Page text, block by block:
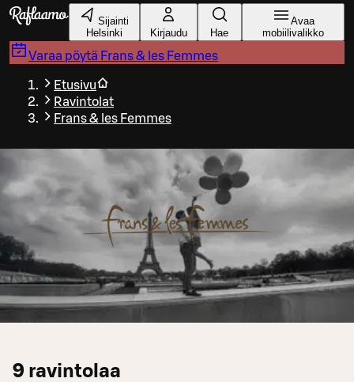
Siirry pääsisältöön
Sijainti
Helsinki
Kirjaudu Hae
Avaa
mobiilivalikko
Varaa pöytä Frans & les Femmes
Etusivu
Ravintolat
Frans & les Femmes
9 ravintolaa